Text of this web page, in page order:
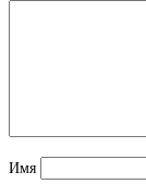
Имя